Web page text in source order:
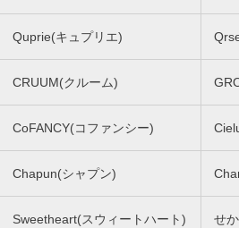
Quprie(キュプリエ)
CRUUM(クルーム)
CoFANCY(コファンシー)
Chapun(シャプン)
Sweetheart(スウィートハート) せ